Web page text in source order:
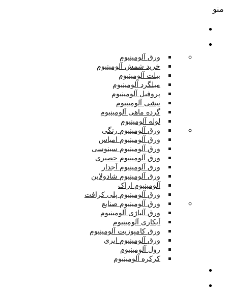
منو
ورق آلومینیوم
خرید شمش آلومینیوم
بیلت آلومینیوم
میلگرد آلومینیوم
پروفیل آلومینیوم
نبشی آلومینیوم
گرده ماهی آلومینیوم
لوله آلومینیوم
ورق آلومینیوم رنگی
ورق آلومینیوم امباس
ورق آلومینیوم سینوسی
ورق آلومینیوم حصیری
ورق آلومینیوم آجدار
ورق آلومینیوم شادولاین
آلومینیوم اراک
ورق آلومینیوم پلی کرافت
ورق آلومینیوم صنایع
ورق آلیاژی آلومینیوم
آبکاری آلومینیوم
ورق کامپوزیت آلومینیوم
ورق آلومینیوم ابری
رول آلومینیوم
کرکره آلومینیوم